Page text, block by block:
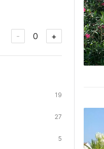
- 0 +
19
27
5